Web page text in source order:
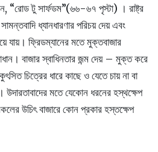
“রোড টু সার্ফডম”(৬৬-৬৭ পৃস্টা) । রাষ্ট্র
ধ্যানধারণার পরিচয় দেয় এবং
যায়। ফ্রিডম্যানের মতে মুক্তবাজার
বাজার স্বাধিনতার জন্ম দেয় – মুক্ত করে
চিত্রের ধারে কাছে ও যেতে চায় না বা
মতে যেকোন ধরনের হস্থক্ষেপ
উচিৎ বাজারে কোন প্রকার হস্তক্ষেপ